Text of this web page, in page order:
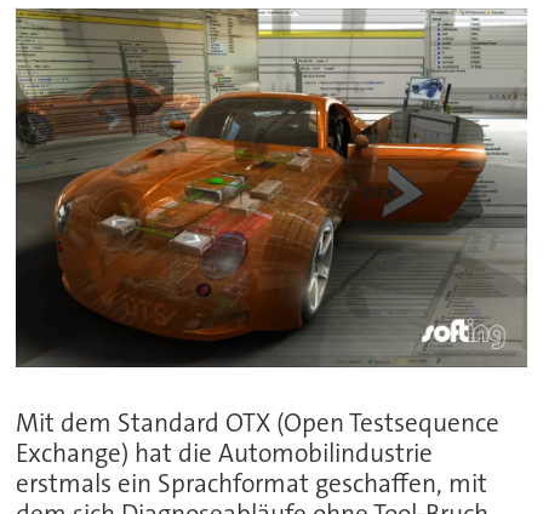
Mit dem Standard OTX (Open Testsequence
Exchange) hat die Automobilindustrie
erstmals ein Sprachformat geschaffen, mit